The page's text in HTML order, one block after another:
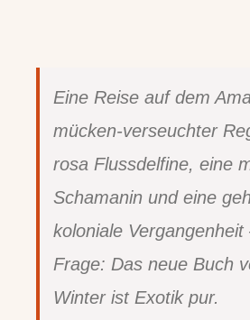
Eine Reise auf dem
mücken-verseuchter
rosa Flussdelfine, eine
Schamanin und eine
koloniale Vergangenheit
Frage: Das neue Buch
Winter ist Exotik pur.